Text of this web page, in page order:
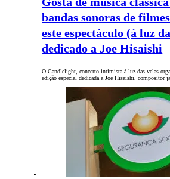
bandas sonoras de
este espectáculo (à luz
dedicado a Joe Hisaishi
O Candlelight, concerto intimista à luz das velas
edição especial dedicada a Joe Hisaishi, compositor